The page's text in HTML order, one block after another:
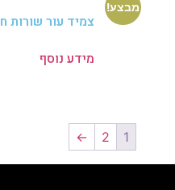
מבצע!
צמיד עור שורות
מידע נוסף
2
←